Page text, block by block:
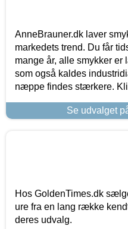
AnneBrauner.dk laver
markedets trend. Du får
mange år, alle smykker er
som også kaldes
næppe findes stærkere.
Se udvalget
Hos GoldenTimes.dk
ure fra en lang række
deres udvalg.